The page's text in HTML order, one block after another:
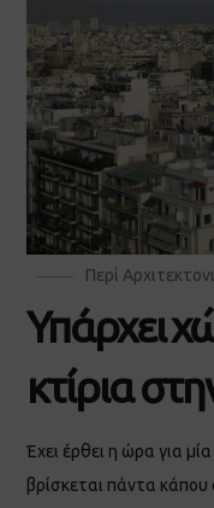
Περί
Υπάρχει
κτίρια
Έχει έρθει η ώρα για
βρίσκεται πάντα